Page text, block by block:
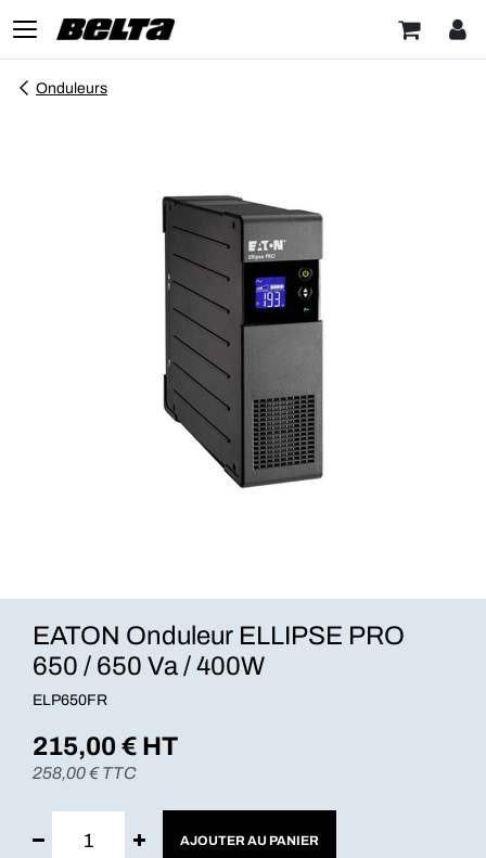
Onduleurs
EATON Onduleur ELLIPSE PRO
650 / 650 Va / 400W
ELP650FR
215,00€ HT
258,00€ TTC
AJOUTER AU PANIER